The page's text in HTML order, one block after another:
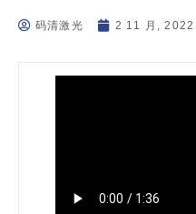
码清激光 2 11 月, 2022